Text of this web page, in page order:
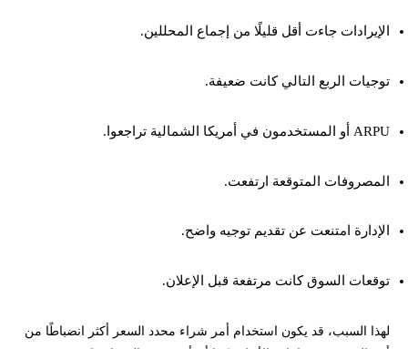
الإيرادات جاءت أقل قليلًا من إجماع المحللين.
توجيات الربع التالي كانت ضعيفة.
ARPU أو المستخدمون في أمريكا الشمالية تراجعوا.
المصروفات المتوقعة ارتفعت.
الإدارة امتنعت عن تقديم توجيه واضح.
توقعات السوق كانت مرتفعة قبل الإعلان.
لهذا السبب، قد يكون استخدام أمر شراء محدد السعر أكثر انضباطًا من